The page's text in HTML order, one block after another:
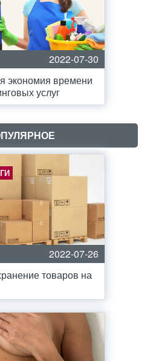
2022-07-30
экономия времени
услуг
2022-07-26
товаров на